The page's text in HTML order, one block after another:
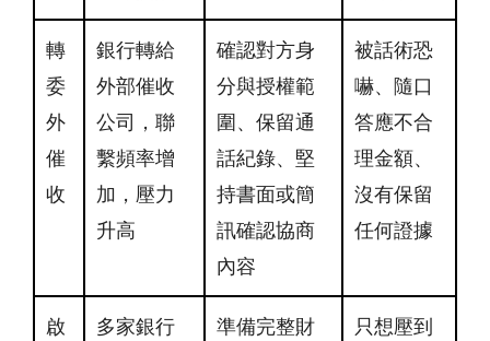
轉
委
外
催
收
銀行轉給
外部催收
公司，聯
繫頻率增
加，壓力
升高
確認對方身
分與授權範
圍、保留通
話紀錄、堅
持書面或簡
訊確認協商
內容
被話術恐
嚇、隨口
答應不合
理金額、
沒有保留
任何證據
啟
多家銀行
準備完整財
只想壓到